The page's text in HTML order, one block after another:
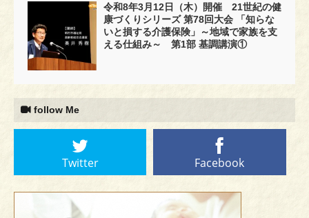
令和8年3月12日（木）開催 21世紀の健
康づくりシリーズ 第78回大会 「知らな
いと損する介護保険」～地域で家族を支
える仕組み～ 第1部 基調講演①
follow Me
Twitter Facebook